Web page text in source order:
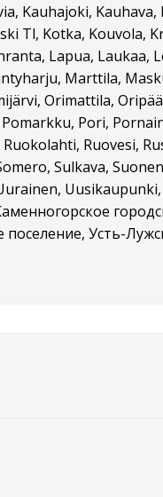
Kauhajoki, Kauhava,
Tl, Kotka, Kouvola,
Lapua, Laukaa,
Marttila,
Orimattila,
Pori,
Ruovesi,
Sulkava,
Uusikaupunki,
Усть-